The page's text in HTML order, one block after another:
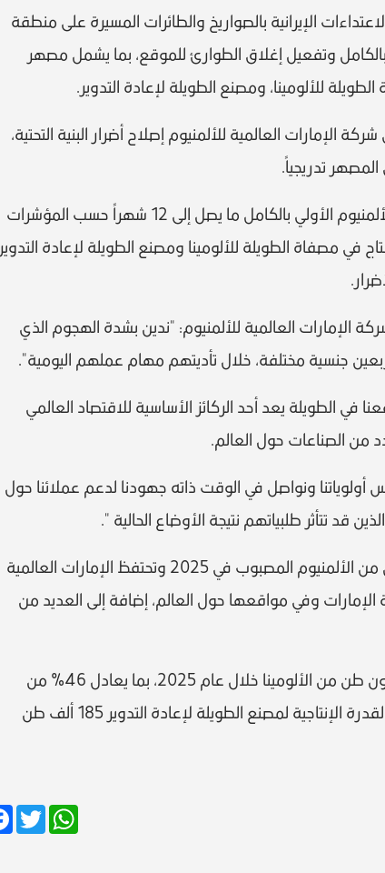
الإيرانية بالصواريخ والطائرات المسيرة على منطقة
وتفعيل إغلاق الطوارئ للموقع، بما يشمل مصهر
للألومينا، ومصنع الطويلة لإعادة التدوير.
العالمية للألمنيوم إصلاح أضرار البنية التحتية،
تدريجياً.
وتوقعت الشركة أن يستغرق استئناف إنتاج الألمنيوم الأولي بالكامل ما يصل إلى 12 شهراً حسب المؤشرات
في مصفاة الطويلة للألومينا ومصنع الطويلة لإعادة التدوير
الإمارات العالمية للألمنيوم: "ندين بشدة الهجوم الذي
جنسية مختلفة، خلال تأديتهم مهام عملهم اليومية".
في الطويلة يعد أحد الركائز الأساسية للاقتصاد العالمي
من الصناعات حول العالم.
ونواصل في الوقت ذاته جهودنا لدعم عملائنا حول
قد تتأثر طلبياتهم نتيجة الأوضاع الحالية ".
بلغ إنتاج مصهر الطويلة حوالي 1.6 مليون طن من الألمنيوم المصبوب في 2025 وتحتفظ الإمارات العالمية
وفي مواقعها حول العالم، إضافة إلى العديد من
فيما أنتجت مصفاة الطويلة للألومينا 2.4 مليون طن من الألومينا خلال عام 2025، بما يعادل 46% من
إجمالي احتياجات الشركة من الألومينا.. وتبلغ القدرة الإنتاجية لمصنع الطويلة لإعادة التدوير 185 ألف طن
Facebook
TwitterWhatsApp